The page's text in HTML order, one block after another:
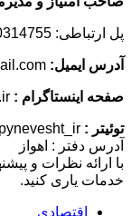
پل ارتباطی: 09360314755
آدرس ایمیل:
صفحه اینستاگرام :
توئیتر :
آدرس دفتر : اهواز
با ارائه نظرات و
خدمات یاری کنید.
اقتصادی